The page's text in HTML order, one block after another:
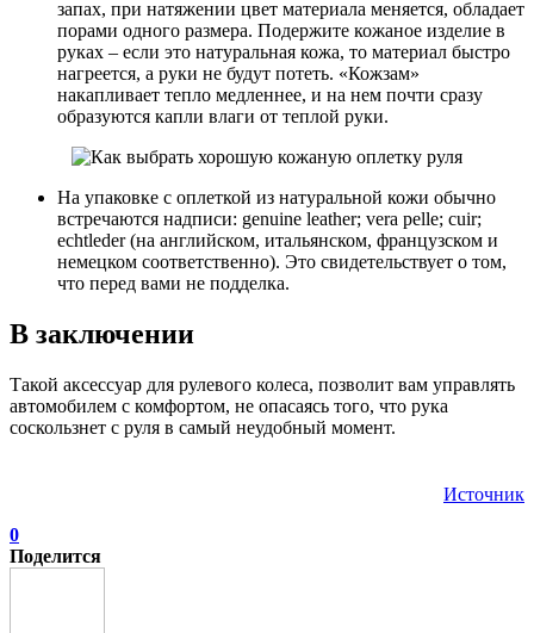
запах, при натяжении цвет материала меняется, обладает
порами одного размера. Подержите кожаное изделие в
руках – если это натуральная кожа, то материал быстро
нагреется, а руки не будут потеть. «Кожзам»
накапливает тепло медленнее, и на нем почти сразу
образуются капли влаги от теплой руки.
На упаковке с оплеткой из натуральной кожи обычно
встречаются надписи: genuine leather; vera pelle; cuir;
echtleder (на английском, итальянском, французском и
немецком соответственно). Это свидетельствует о том,
что перед вами не подделка.
В заключении
Такой аксессуар для рулевого колеса, позволит вам управлять
автомобилем с комфортом, не опасаясь того, что рука
соскользнет с руля в самый неудобный момент.
Источник
0
Поделится